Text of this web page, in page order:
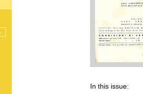
In this issue: